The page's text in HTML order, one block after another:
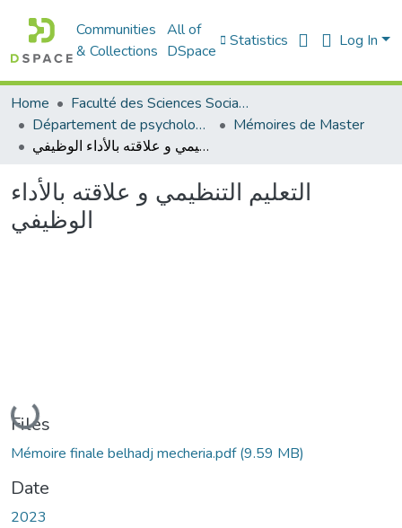
Communities
& Collections
All of
DSpace
Statistics Log In
Home
Faculté des Sciences Sociales
Département de psychologie
Mémoires de Master
التعليم التنظيمي و علاقته بالأداء الوظيفي
التعليم التنظيمي و علاقته بالأداء
الوظيفي
Loading...
Files
Mémoire finale belhadj mecheria.pdf(9.59 MB)
Date
2023